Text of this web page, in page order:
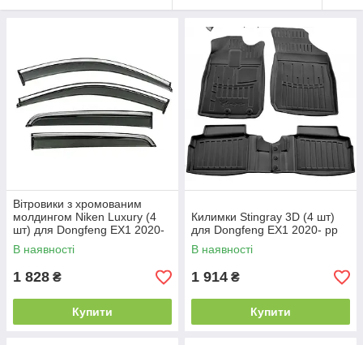
Вітровики з хромованим
молдингом Niken Luxury (4
шт) для Dongfeng EX1 2020-
рр
В наявності
1 828 ₴
Купити
Килимки Stingray 3D (4 шт)
для Dongfeng EX1 2020- рр
В наявності
1 914 ₴
Купити